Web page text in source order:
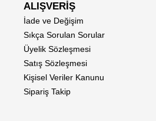
ALIŞVERİŞ
İade ve Değişim
Sıkça Sorulan Sorular
Üyelik Sözleşmesi
Satış Sözleşmesi
Kişisel Veriler Kanunu
Sipariş Takip